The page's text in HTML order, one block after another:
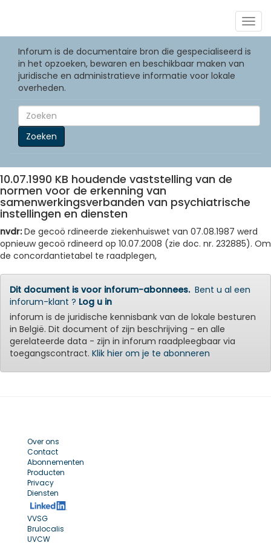
Inforum is de documentaire bron die gespecialiseerd is
in het opzoeken, bewaren en beschikbaar maken van
juridische en administratieve informatie voor lokale
overheden.
Zoeken
10.07.1990 KB houdende vaststelling van de
normen voor de erkenning van
samenwerkingsverbanden van psychiatrische
instellingen en diensten
nvdr:De gecoö rdineerde ziekenhuiswet van 07.08.1987 werd
opnieuw gecoö rdineerd op 10.07.2008 (zie doc. nr. 232885). Om
de concordantietabel te raadplegen,
Dit document is voor inforum-abonnees.Bent u al een
inforum-klant ? Log u in
inforum is de juridische kennisbank van de lokale besturen
in België. Dit document of zijn beschrijving - en alle
gerelateerde data - zijn in inforum raadpleegbaar via
toegangscontract. Klik hier om je te abonneren
Over ons
Contact
Abonnementen
Producten
Privacy
Diensten
VVSG
Brulocalis
UVCW